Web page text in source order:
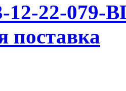
12-22-079-
поставка